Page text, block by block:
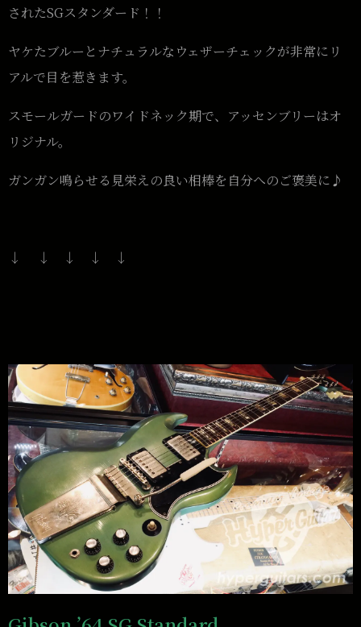
されたSGスタンダード！！
ヤケたブルーとナチュラルなウェザーチェックが非常にリ
アルで目を惹きます。
スモールガードのワイドネック期で、アッセンブリーはオ
リジナル。
ガンガン鳴らせる見栄えの良い相棒を自分へのご褒美に♪
↓ ↓ ↓ ↓ ↓